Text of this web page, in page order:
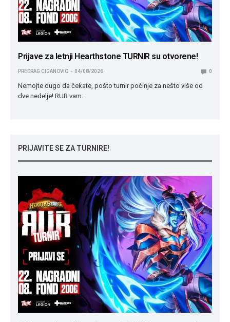
Prijave za letnji Hearthstone TURNIR su otvorene!
PREDRAG CIGANOVIC 04/08/2026 0
Nemojte dugo da čekate, pošto turnir počinje za nešto više od
dve nedelje! RUR vam…
PRIJAVITE SE ZA TURNIRE!